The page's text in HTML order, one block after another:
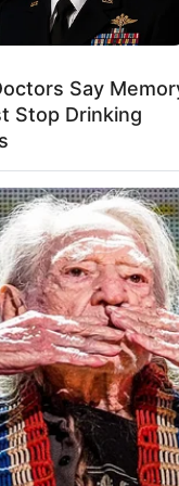
und
.
Lotos-Garten in
heimisch fühlen.
der vielen
Kaffee
Teil überdacht, an
Kieswege und
ist von
garten.de.
und
Gewürze, Kräuter
-
unter
ATLANTIS
ihre Kosten. Die
Say
Stop Drinking